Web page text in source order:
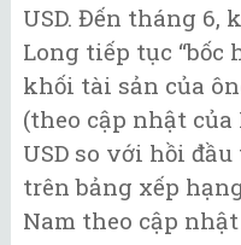
USD. Đến tháng 6,
Long tiếp tục “bốc
khối tài sản của
(theo cập nhật của
USD so với hồi
trên bảng xếp
Nam theo cập nhật